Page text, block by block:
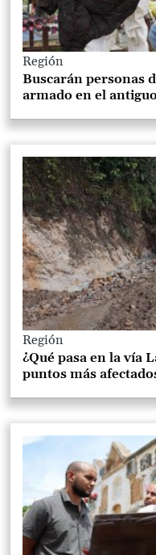
Región
Buscarán personas
armado en el
Región
¿Qué pasa en la vía
puntos más